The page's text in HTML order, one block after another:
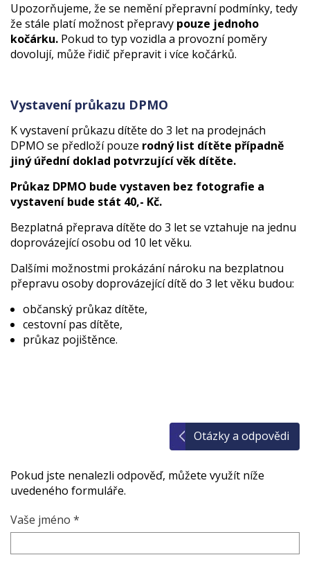
Upozorňujeme, že se nemění přepravní podmínky, tedy
že stále platí možnost přepravy pouze jednoho
kočárku. Pokud to typ vozidla a provozní poměry
dovolují, může řidič přepravit i více kočárků.
Vystavení průkazu DPMO
K vystavení průkazu dítěte do 3 let na prodejnách
DPMO se předloží pouze rodný list dítěte případně
jiný úřední doklad potvrzující věk dítěte.
Průkaz DPMO bude vystaven bez fotografie a
vystavení bude stát 40,- Kč.
Bezplatná přeprava dítěte do 3 let se vztahuje na jednu
doprovázející osobu od 10 let věku.
Dalšími možnostmi prokázání nároku na bezplatnou
přepravu osoby doprovázející dítě do 3 let věku budou:
občanský průkaz dítěte,
cestovní pas dítěte,
průkaz pojištěnce.
Otázky a odpovědi
Pokud jste nenalezli odpověď, můžete využít níže
uvedeného formuláře.
Vaše jméno *